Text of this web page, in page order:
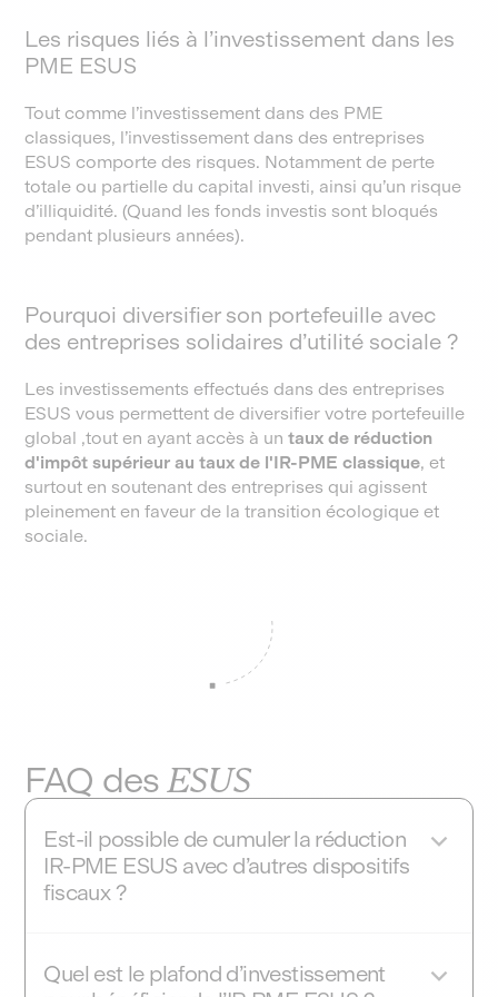
Les risques liés à l’investissement dans les
PME ESUS
Tout comme l’investissement dans des PME
classiques, l’investissement dans des entreprises
ESUS comporte des risques. Notamment de perte
totale ou partielle du capital investi, ainsi qu’un risque
d’illiquidité. (Quand les fonds investis sont bloqués
pendant plusieurs années).
Pourquoi diversifier son portefeuille avec
des entreprises solidaires d’utilité sociale ?
Les investissements effectués dans des entreprises
ESUS vous permettent de diversifier votre portefeuille
global ,tout en ayant accès à un taux de réduction
d'impôt supérieur au taux de l'IR-PME classique, et
surtout en soutenant des entreprises qui agissent
pleinement en faveur de la transition écologique et
sociale.
FAQ desESUS
Est-il possible de cumuler la réduction
IR-PME ESUS avec d’autres dispositifs
fiscaux ?
cumulable avec d’autres dispositifs fiscaux (IR-
Quel est le plafond d’investissement